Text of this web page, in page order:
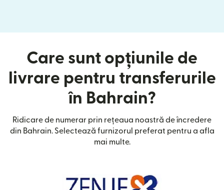
Care sunt opțiunile de
livrare pentru transferurile
în Bahrain?
Ridicare de numerar prin rețeaua noastră de încredere
din Bahrain. Selectează furnizorul preferat pentru a afla
mai multe.